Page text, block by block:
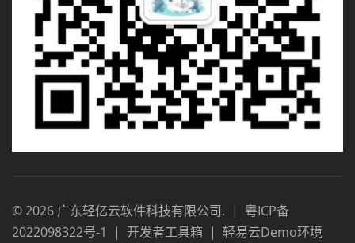
©2026 广东轻亿云软件科技有限公司. | 粤ICP备
2022098322号-1
| 开发者工具箱 | 轻易云Demo环境